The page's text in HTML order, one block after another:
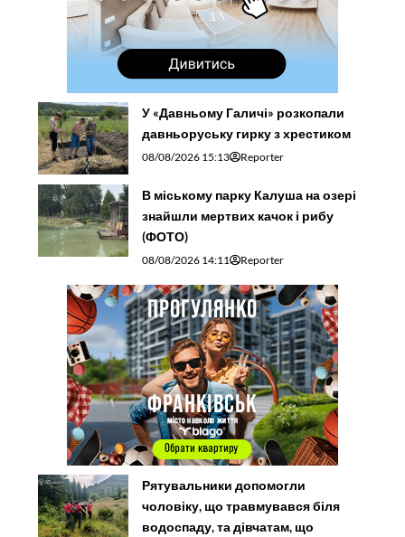
У «Давньому Галичі» розкопали
давньоруську гирку з хрестиком
08/08/2026 15:13 Reporter
В міському парку Калуша на озері
знайшли мертвих качок і рибу
(ФОТО)
08/08/2026 14:11 Reporter
Рятувальники допомогли
чоловіку, що травмувався біля
водоспаду, та дівчатам, що